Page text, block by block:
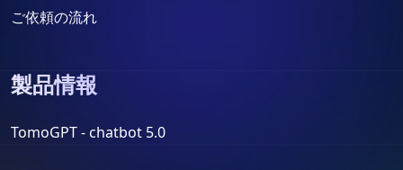
ご依頼の流れ
製品情報
TomoGPT - chatbot 5.0